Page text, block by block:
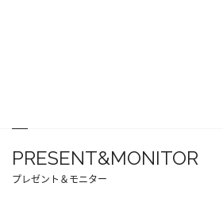
PRESENT&MONITOR
プレゼント＆モニター